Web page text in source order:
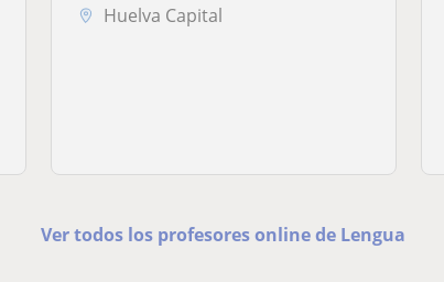
Huelva Capital
Ver todos los profesores online de Lengua